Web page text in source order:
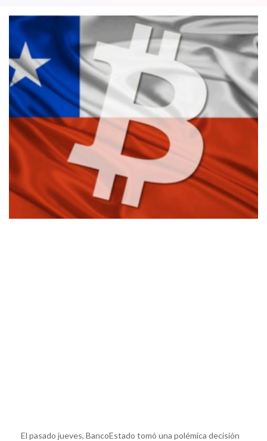
El pasado jueves, BancoEstado tomó una polémica decisión